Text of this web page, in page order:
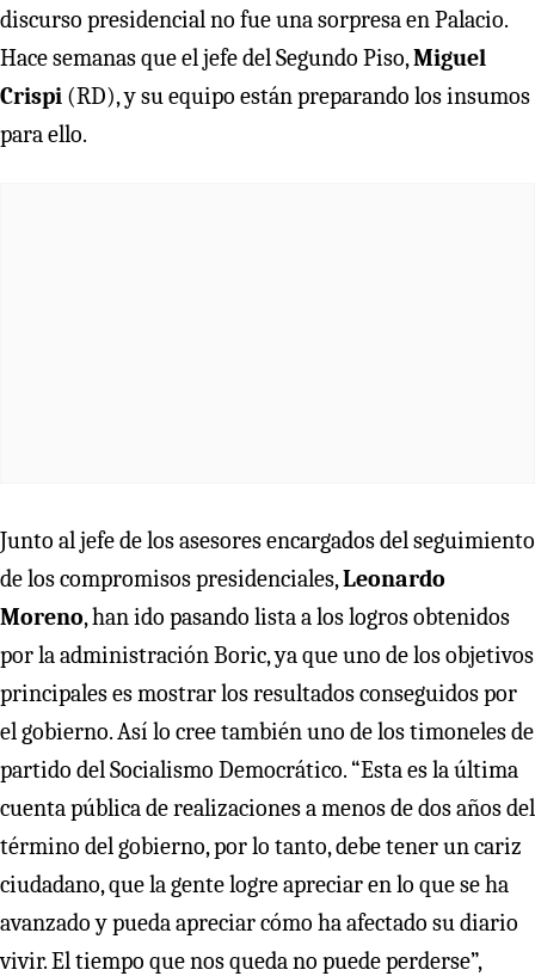
discurso presidencial no fue una sorpresa en Palacio.
Hace semanas que el jefe del Segundo Piso,Miguel
Crispi (RD), y su equipo están preparando los insumos
para ello.
Junto al jefe de los asesores encargados del seguimiento
de los compromisos presidenciales,Leonardo
Moreno, han ido pasando lista a los logros obtenidos
por la administración Boric, ya que uno de los objetivos
principales es mostrar los resultados conseguidos por
el gobierno. Así lo cree también uno de los timoneles de
partido del Socialismo Democrático. “Esta es la última
cuenta pública de realizaciones a menos de dos años del
término del gobierno, por lo tanto, debe tener un cariz
ciudadano, que la gente logre apreciar en lo que se ha
avanzado y pueda apreciar cómo ha afectado su diario
vivir. El tiempo que nos queda no puede perderse”,